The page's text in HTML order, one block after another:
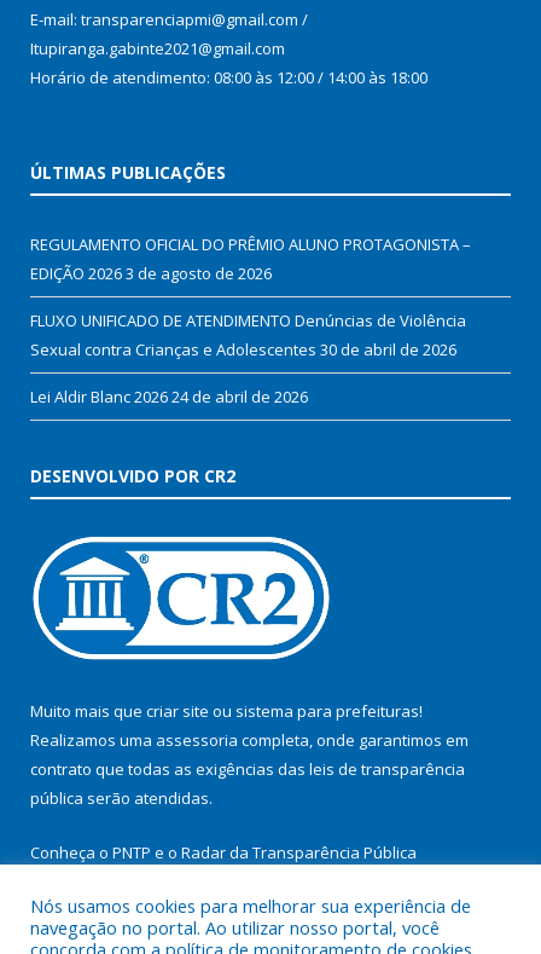
E-mail: transparenciapmi@gmail.com /
Itupiranga.gabinte2021@gmail.com
Horário de atendimento: 08:00 às 12:00 / 14:00 às 18:00
ÚLTIMAS PUBLICAÇÕES
REGULAMENTO OFICIAL DO PRÊMIO ALUNO PROTAGONISTA –
EDIÇÃO 20263 de agosto de 2026
FLUXO UNIFICADO DE ATENDIMENTO Denúncias de Violência
Sexual contra Crianças e Adolescentes 30 de abril de 2026
Lei Aldir Blanc 202624 de abril de 2026
DESENVOLVIDO POR CR2
Muito mais que criar site ou sistema para prefeituras!
Realizamos uma assessoria completa, onde garantimos em
contrato que todas as exigências das leis de transparência
pública serão atendidas.
Conheça o PNTP e o Radar da Transparência Pública
Nós usamos cookies para melhorar sua experiência de
navegação no portal. Ao utilizar nosso portal, você
concorda com a política de monitoramento de cookies.